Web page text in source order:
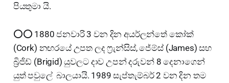
පියතුමා යි.
⭕⭕ 1880 ජනවාරි 3 වන දින අයර්ලන්තේ කෝක්
(Cork) නඟරයේ උපත ලද ෆ්‍රැන්සිස්, ජේම්ස් (James) සහ
බ්‍රිජිඩ් (Brigid) යුවලට දාව උපන් දරුවන් 8 දෙනාගෙන්
යුත් පවුලේ බාලයායි. 1989 සැප්තැම්බර් 2 වන දින තම